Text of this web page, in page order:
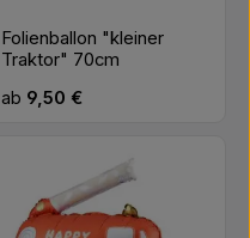
Folienballon "kleiner
Traktor" 70cm
Regulärer Preis:
ab 9,50 €